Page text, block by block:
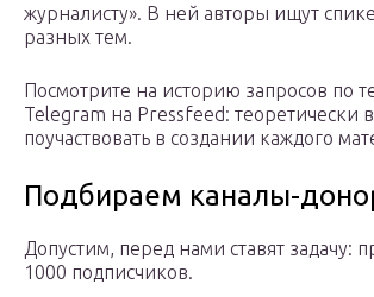
журналисту». В ней авторы ищут
разных тем.
Посмотрите на историю запросов по
Telegram на Pressfeed: теоретически
поучаствовать в создании каждого
Подбираем каналы-
Допустим, перед нами ставят задачу:
1000 подписчиков.